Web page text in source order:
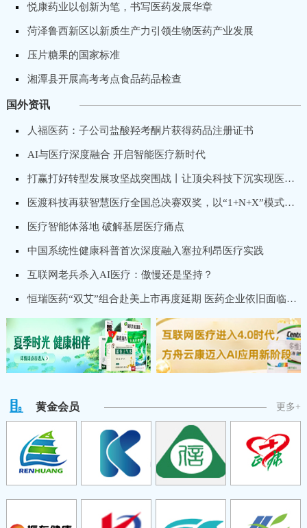
悦康药业以创新为笔，书写医药发展华章
菏泽鲁西新区以新质生产力引领生物医药产业发展
压片糖果的国家标准
湘潭县开展高考考点食品药品检查
国外资讯
人福医药：子公司盐酸羟考酮片获得药品注册证书
AI与医疗深度融合 开启智能医疗新时代
打赢打好转型发展攻坚战突围战丨让顶尖科技下沉实现医疗普惠，卓昕医疗推进骨科手术机器人国产化进程
医渡科技再获智慧医疗全国总决赛双奖，以“1+N+X”模式打造专科医院数字化转型标杆
医疗智能体落地 破解基层医疗痛点
中国系统性健康科普首次深度融入塞拉利昂医疗实践
互联网老兵杀入AI医疗：傲慢还是坚持？
恒瑞医药“双艾”组合赴美上市再度延期 医药企业依旧面临出海“获批”难题
黄金会员 更多+